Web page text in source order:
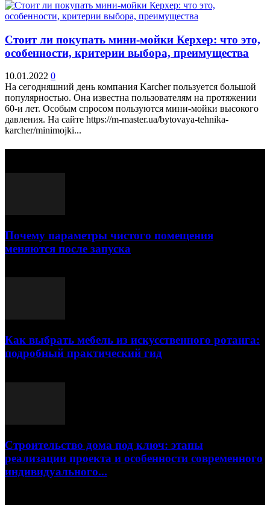
Стоит ли покупать мини-мойки Керхер: что это,
особенности, критерии выбора, преимущества
10.01.2022 0
На сегодняшний день компания Karcher пользуется большой
популярностью. Она известна пользователям на протяжении
60-и лет. Особым спросом пользуются мини-мойки высокого
давления. На сайте https://m-master.ua/bytovaya-tehnika-
karcher/minimojki...
Почему параметры чистого помещения
меняются после запуска
Как выбрать мебель из искусственного ротанга:
подробный практический гид
Строительство дома под ключ: этапы
реализации проекта и особенности современного
индивидуального...